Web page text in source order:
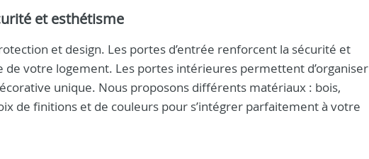
et esthétisme
et design. Les portes d’entrée renforcent la sécurité et
votre logement. Les portes intérieures permettent d’organiser
unique. Nous proposons différents matériaux : bois,
de finitions et de couleurs pour s’intégrer parfaitement à votre